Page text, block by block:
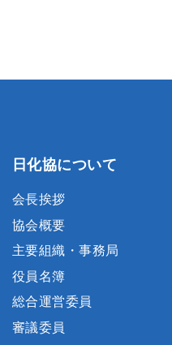
日化協について
会長挨拶
協会概要
主要組織・事務局
役員名簿
総合運営委員
審議委員